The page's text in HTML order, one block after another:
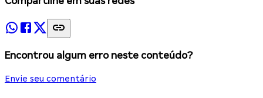
Encontrou algum erro neste conteúdo?
Envie seu comentário